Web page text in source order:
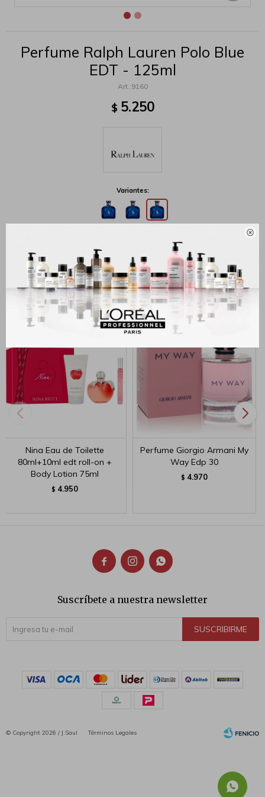

Perfume Ralph Lauren Polo Blue
EDT - 125ml
9160
$ 5.250
Variantes:
MÉTODOS Y COSTOS DE ENVÍO
Productos que te pueden interesar
Nina Eau de Toilette
80ml+10ml edt roll-on +
Body Lotion 75ml
$ 4.950
Perfume Giorgio Armani My
Way Edp 30
$ 4.970
  
Suscríbete a nuestra newsletter
SUSCRIBIRME
© Copyright 2026 / J.Saul Términos Legales